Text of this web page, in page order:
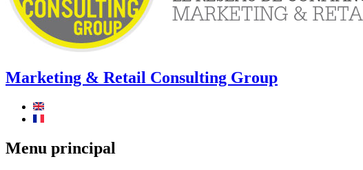
Marketing & Retail Consulting Group
Menu principal